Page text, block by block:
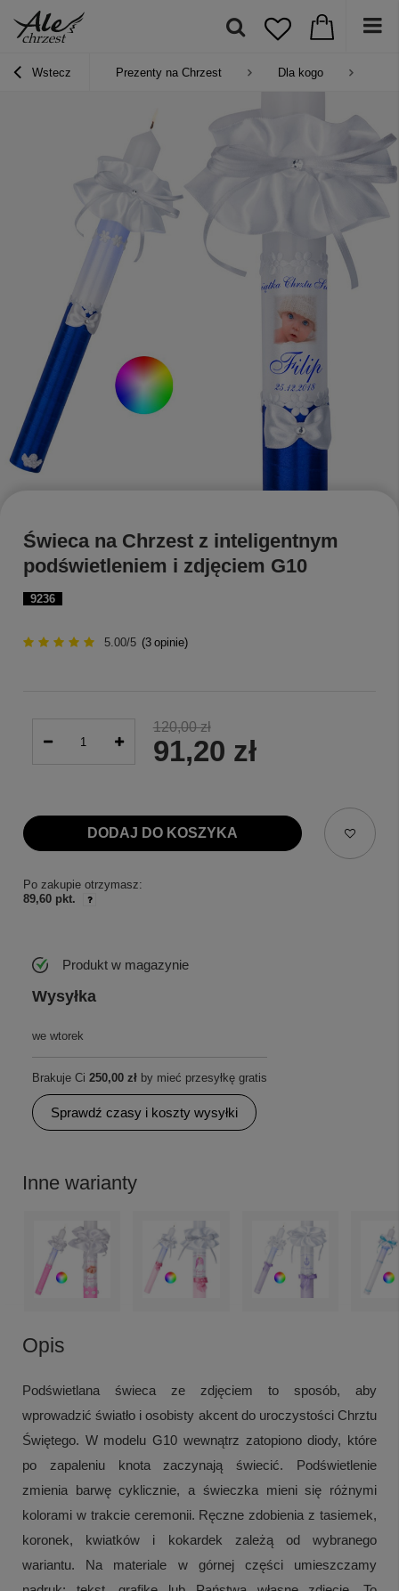
Wstecz Prezenty na Chrzest Dla kogo
9236
Świeca na Chrzest z inteligentnym
podświetleniem i zdjęciem G10
5.00/5 (3 opinie)
120,00 zł
91,20 zł
DODAJ DO KOSZYKA
Po zakupie otrzymasz:
89,60 pkt.
Produkt w magazynie
Wysyłka
we wtorek
Brakuje Ci 250,00 zł by mieć przesyłkę gratis
Sprawdź czasy i koszty wysyłki
Inne warianty
Opis
Podświetlana świeca ze zdjęciem to sposób, aby
wprowadzić światło i osobisty akcent do uroczystości Chrztu
Świętego. W modelu G10 wewnątrz zatopiono diody, które
po zapaleniu knota zaczynają świecić. Podświetlenie
zmienia barwę cyklicznie, a świeczka mieni się różnymi
kolorami w trakcie ceremonii. Ręczne zdobienia z tasiemek,
koronek, kwiatków i kokardek zależą od wybranego
wariantu. Na materiale w górnej części umieszczamy